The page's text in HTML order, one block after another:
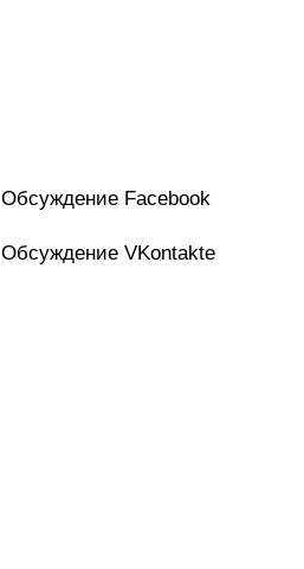
Обсуждение Facebook
Обсуждение VKontakte